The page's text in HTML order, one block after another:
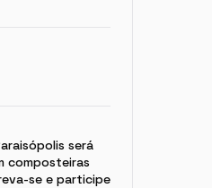
será
composteiras
se e participe